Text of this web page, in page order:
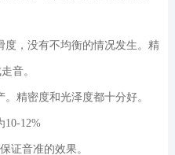
度，没有不均衡的情况发生。精
音。
精密度和光泽度都十分好。
10-12%
证音准的效果。